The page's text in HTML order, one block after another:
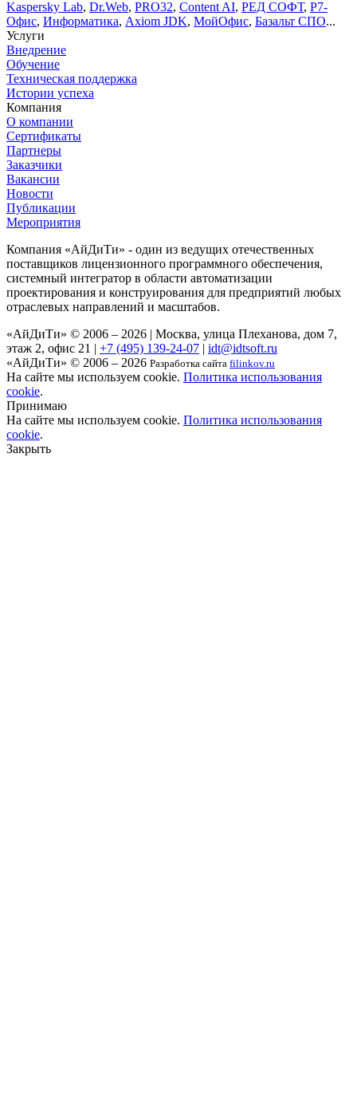
Kaspersky Lab, Dr.Web, PRO32, Content AI, РЕД СОФТ, Р7-
Офис, Информатика, Axiom JDK, МойОфис, Базальт СПО...
Услуги
Внедрение
Обучение
Техническая поддержка
Истории успеха
Компания
О компании
Сертификаты
Партнеры
Заказчики
Вакансии
Новости
Публикации
Мероприятия
Компания «АйДиТи» - один из ведущих отечественных
поставщиков лицензионного программного обеспечения,
системный интегратор в области автоматизации
проектирования и конструирования для предприятий любых
отраслевых направлений и масштабов.
«АйДиТи» © 2006 – 2026 | Москва, улица Плеханова, дом 7,
этаж 2, офис 21 | +7 (495) 139-24-07 | idt@idtsoft.ru
«АйДиТи» © 2006 – 2026 Разработка сайта filinkov.ru
На сайте мы используем cookie. Политика использования
cookie.
Принимаю
На сайте мы используем cookie. Политика использования
cookie.
Закрыть